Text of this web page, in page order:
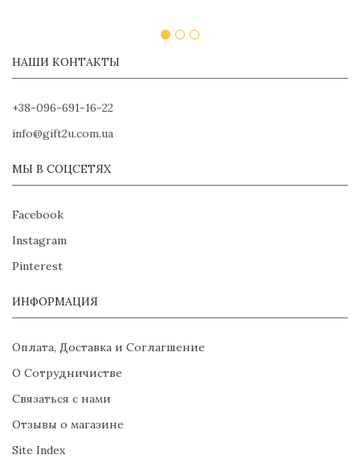
НАШИ КОНТАКТЫ
+38-096-691-16-22
info@gift2u.com.ua
МЫ В СОЦСЕТЯХ
Facebook
Instagram
Pinterest
ИНФОРМАЦИЯ
Оплата, Доставка и Соглагшение
О Сотрудничистве
Связаться с нами
Отзывы о магазине
Site Index